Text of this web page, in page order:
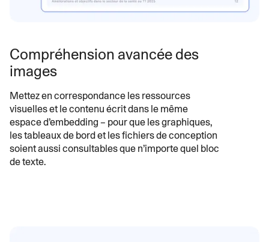
Compréhension avancée des
images
Mettez en correspondance les ressources
visuelles et le contenu écrit dans le même
espace d’embedding – pour que les graphiques,
les tableaux de bord et les fichiers de conception
soient aussi consultables que n’importe quel bloc
de texte.